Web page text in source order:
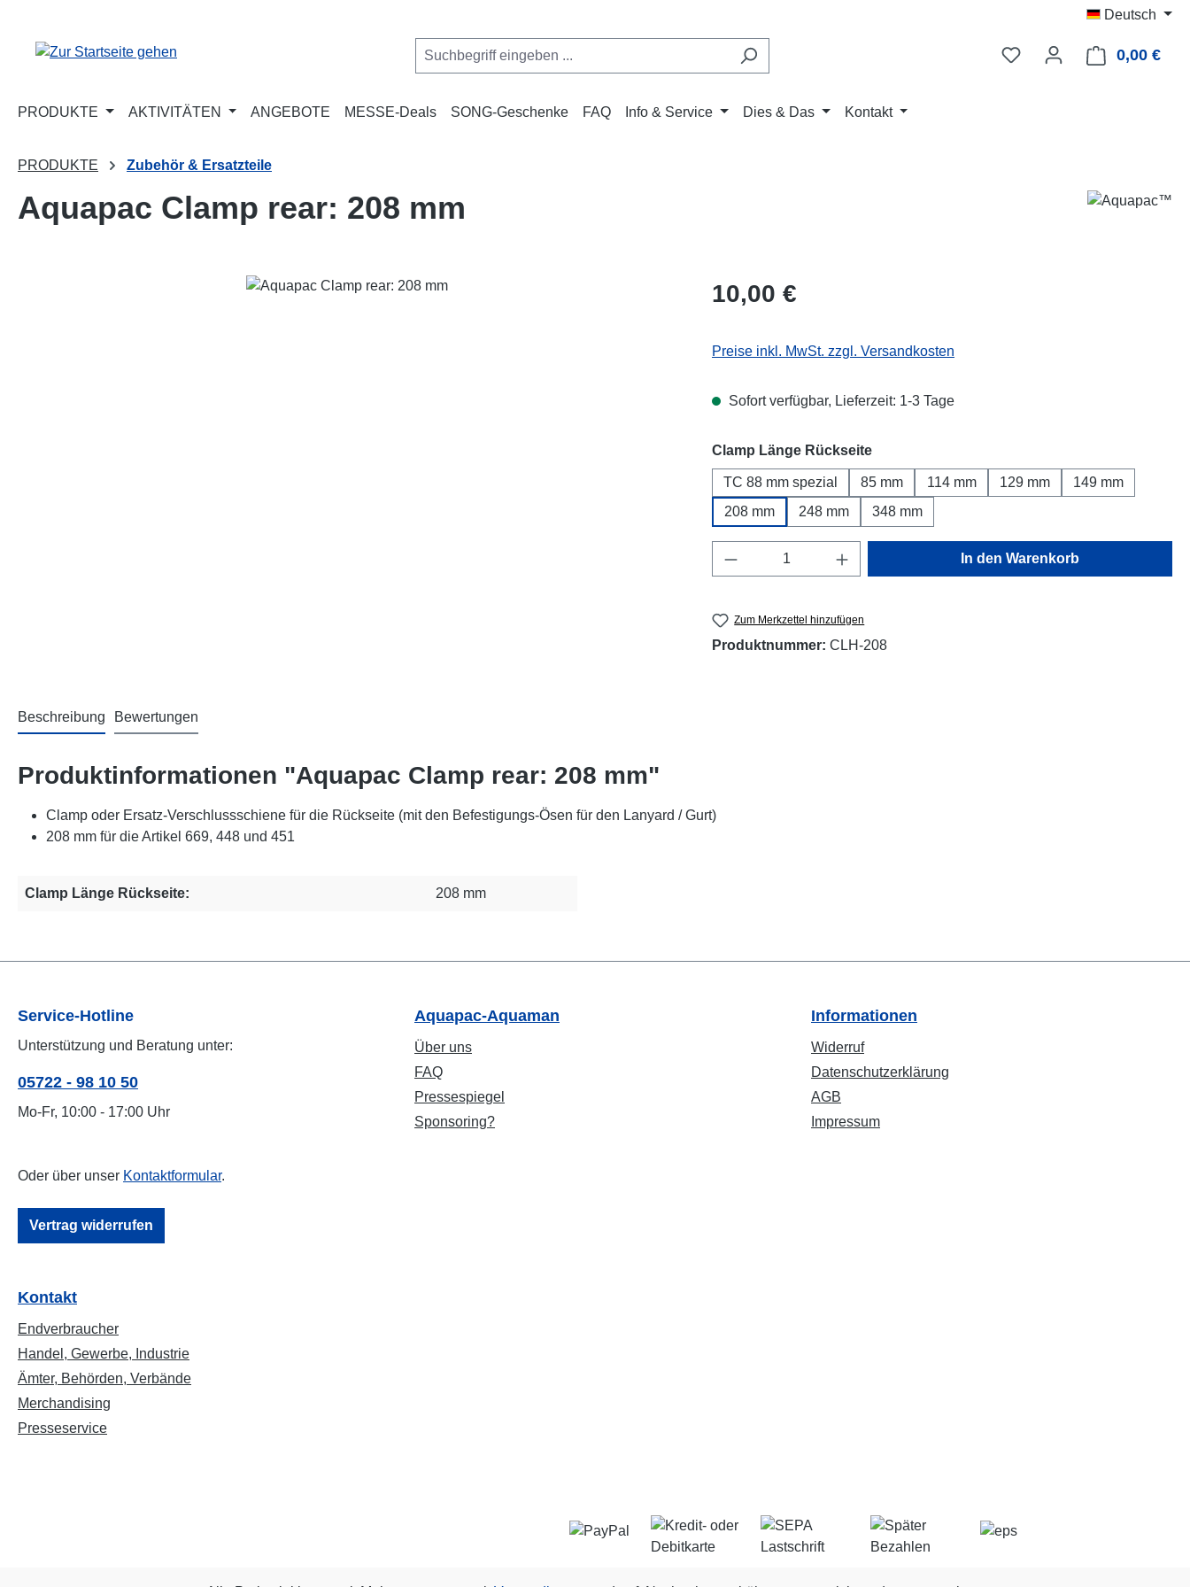
Deutsch
0,00 €
PRODUKTE AKTIVITÄTEN ANGEBOTE MESSE-Deals SONG-Geschenke FAQ Info & Service Dies & Das Kontakt
PRODUKTE Zubehör & Ersatzteile
Aquapac Clamp rear: 208 mm
Regulärer Preis:
10,00 €
Preise inkl. MwSt. zzgl. Versandkosten
Sofort verfügbar, Lieferzeit: 1-3 Tage
Clamp Länge Rückseiteauswählen
TC 88 mm spezial 85 mm 114 mm 129 mm
149 mm
208 mm
248 mm 348 mm
Produkt Anzahl: Gib den gewünschten Wert ein
In den Warenkorb
Zum Merkzettel hinzufügen
Produktnummer: CLH-208
Beschreibung Bewertungen
Produktinformationen "Aquapac Clamp rear: 208 mm"
Clamp oder Ersatz-Verschlussschiene für die Rückseite (mit den Befestigungs-Ösen für den Lanyard / Gurt)
208 mm für die Artikel 669, 448 und 451
Clamp Länge Rückseite: 208 mm
Service-Hotline
Unterstützung und Beratung unter:
05722 - 98 10 50
Mo-Fr, 10:00 - 17:00 Uhr
Oder über unser Kontaktformular.
Vertrag widerrufen
Aquapac-Aquaman
Über uns
FAQ
Pressespiegel
Sponsoring?
Informationen
Widerruf
Datenschutzerklärung
AGB
Impressum
Kontakt
Endverbraucher
Handel, Gewerbe, Industrie
Ämter, Behörden, Verbände
Merchandising
Presseservice